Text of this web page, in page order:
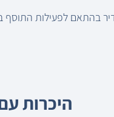
בהתאם לפעילות
היכרות